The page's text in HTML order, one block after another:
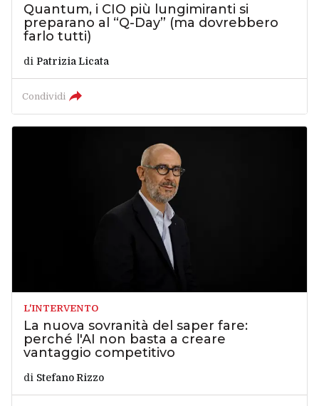
Quantum, i CIO più lungimiranti si
preparano al “Q-Day” (ma dovrebbero
farlo tutti)
di Patrizia Licata
Condividi
L'INTERVENTO
La nuova sovranità del saper fare:
perché l'AI non basta a creare
vantaggio competitivo
di Stefano Rizzo